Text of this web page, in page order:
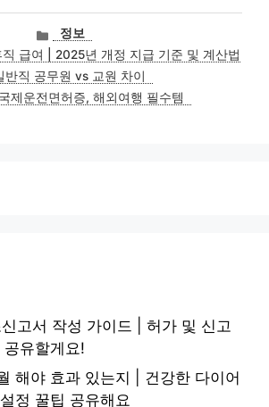
카
테
고
리
정보
급여 | 2025년 개정 지급 기준 및 계산법
반직 공무원 vs 교원 차이
제운전면허증, 해외여행 필수템
고서 작성 가이드 | 허가 및 신고
유할게요!
해야 효과 있는지 | 건강한 다이어
정 꿀팁 공유해요